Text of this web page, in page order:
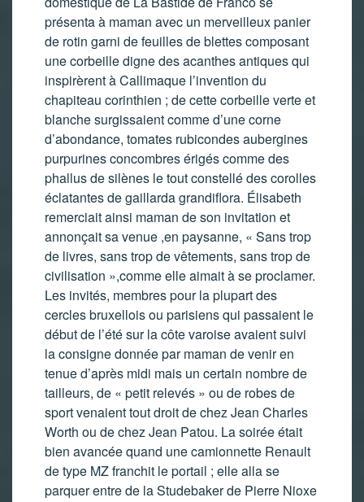
présenta à maman avec un merveilleux panier
de rotin garni de feuilles de blettes composant
une corbeille digne des acanthes antiques qui
inspirèrent à Callimaque l’invention du
chapiteau corinthien ; de cette corbeille verte et
blanche surgissaient comme d’une corne
d’abondance, tomates rubicondes aubergines
purpurines concombres érigés comme des
phallus de silènes le tout constellé des corolles
éclatantes de gaillarda grandiflora. Élisabeth
remerciait ainsi maman de son invitation et
annonçait sa venue ,en paysanne, « Sans trop
de livres, sans trop de vêtements, sans trop de
civilisation »,comme elle aimait à se proclamer.
Les invités, membres pour la plupart des
cercles bruxellois ou parisiens qui passaient le
début de l’été sur la côte varoise avaient suivi
la consigne donnée par maman de venir en
tenue d’après midi mais un certain nombre de
tailleurs, de « petit relevés » ou de robes de
sport venaient tout droit de chez Jean Charles
Worth ou de chez Jean Patou. La soirée était
bien avancée quand une camionnette Renault
de type MZ franchit le portail ; elle alla se
parquer entre de la Studebaker de Pierre Nioxe